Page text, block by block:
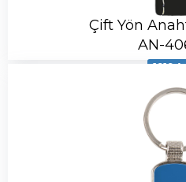
Çift Yön
AN-
1919